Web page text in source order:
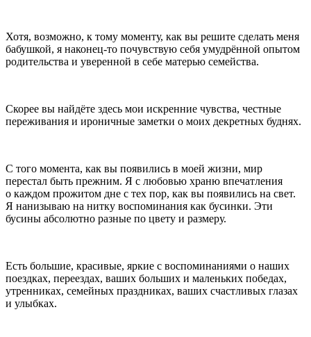
Хотя, возможно, к тому моменту, как вы решите сделать меня
бабушкой, я наконец-то почувствую себя умудрённой опытом
родительства и уверенной в себе матерью семейства.
Скорее вы найдёте здесь мои искренние чувства, честные
переживания и ироничные заметки о моих декретных буднях.
С того момента, как вы появились в моей жизни, мир
перестал быть прежним. Я с любовью храню впечатления
о каждом прожитом дне с тех пор, как вы появились на свет.
Я нанизываю на нитку воспоминания как бусинки. Эти
бусины абсолютно разные по цвету и размеру.
Есть большие, красивые, яркие с воспоминаниями о наших
поездках, переездах, ваших больших и маленьких победах,
утренниках, семейных праздниках, ваших счастливых глазах
и улыбках.